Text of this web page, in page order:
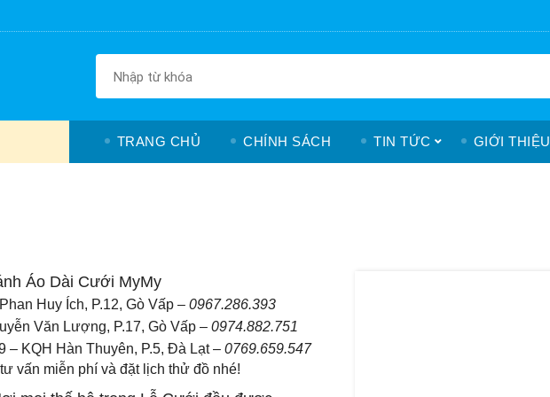
TRANG CHỦ CHÍNH SÁCH TIN TỨC GIỚI THIỆU
Áo Dài Cưới MyMy
Huy Ích, P.12, Gò Vấp – 0967.286.393
Văn Lượng, P.17, Gò Vấp – 0974.882.751
– KQH Hàn Thuyên, P.5, Đà Lạt – 0769.659.547
vấn miễn phí và đặt lịch thử đồ nhé!